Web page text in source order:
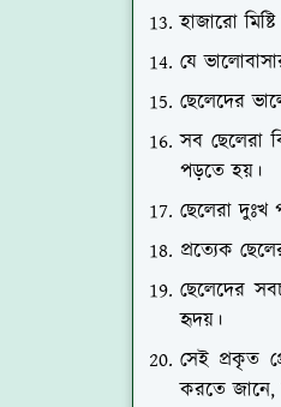
হাজারো
যে
ছেলেদের
সব ছেলেরা
পড়তে হয়।
ছেলেরা
প্রত্যেক
ছেলেদের
হৃদয়।
সেই প্রকৃত
করতে জানে,